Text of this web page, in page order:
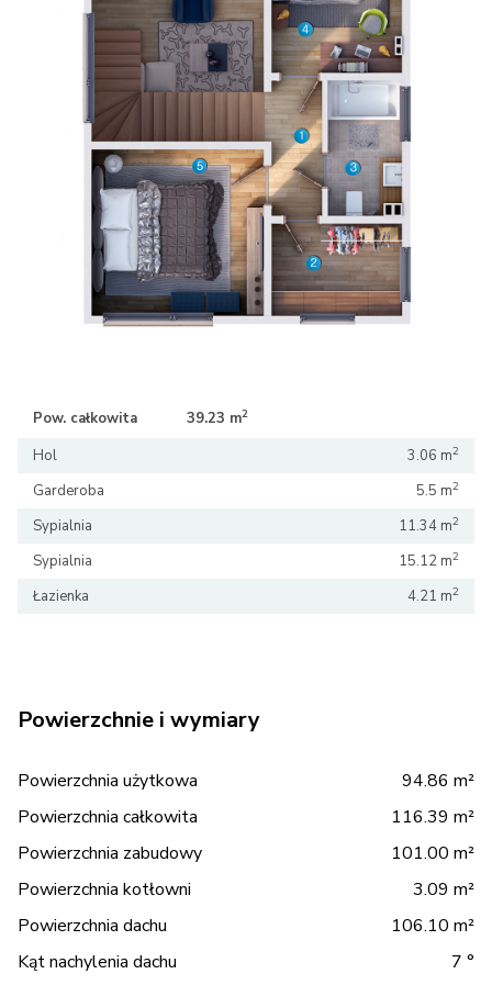
Powierzchnie i wymiary
Powierzchnia użytkowa
94.86 m²
Powierzchnia całkowita
116.39 m²
Powierzchnia zabudowy
101.00 m²
Powierzchnia kotłowni
3.09 m²
Powierzchnia dachu
106.10 m²
Kąt nachylenia dachu
7 °
Pow. całkowita 39.23 m2
Hol 3.06 m2
Garderoba 5.5 m2
Sypialnia 11.34 m2
Sypialnia 15.12 m2
Łazienka 4.21 m2